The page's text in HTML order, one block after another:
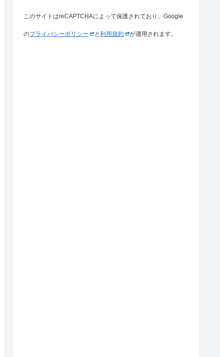
このサイトはreCAPTCHAによって保護されており、Google
のプライバシーポリシー と 利用規約 が適用されます。